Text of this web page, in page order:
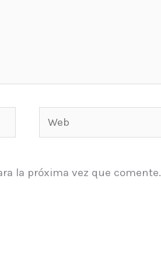
Web
la próxima vez que comente.